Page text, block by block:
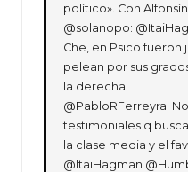
político». Con
@solanopo:
Che, en Psico fueron
pelean por sus
la derecha.
@PabloRFerreyra:
testimoniales q
la clase media y el
@ItaiHagman